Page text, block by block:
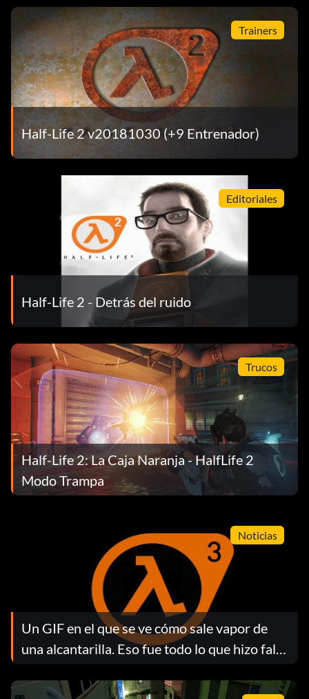
Trainers
Half-Life 2 v20181030 (+9 Entrenador)
Editoriales
Half-Life 2 - Detrás del ruido
Trucos
Half-Life 2: La Caja Naranja - HalfLife 2
Modo Trampa
Noticias
Un GIF en el que se ve cómo sale vapor de
una alcantarilla. Eso fue todo lo que hizo falta